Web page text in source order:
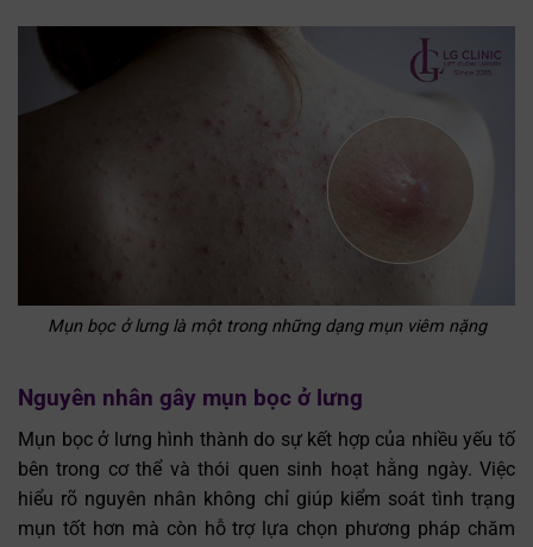
Mụn bọc ở lưng là một trong những dạng mụn viêm nặng
Nguyên nhân gây mụn bọc ở lưng
Mụn bọc ở lưng hình thành do sự kết hợp của nhiều yếu tố
bên trong cơ thể và thói quen sinh hoạt hằng ngày. Việc
hiểu rõ nguyên nhân không chỉ giúp kiểm soát tình trạng
mụn tốt hơn mà còn hỗ trợ lựa chọn phương pháp chăm